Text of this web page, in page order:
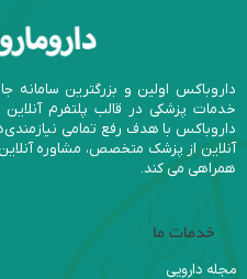
داروباکس اولین و بزرگترین سامانه
خدمات پزشکی در قالب پلتفرم
داروباکس با هدف رفع تمامی
آنلاین از پزشک متخصص، مشاوره
همراهی می کند.
خدمات ما
مجله دارویی